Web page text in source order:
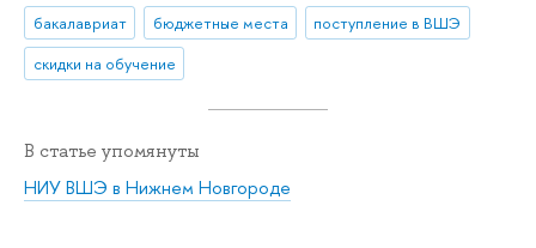
бакалавриат бюджетные места
поступление в ВШЭ
скидки на обучение
В статье упомянуты
НИУ ВШЭ в Нижнем Новгороде